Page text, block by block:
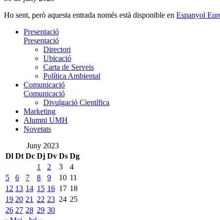
Ho sent, però aquesta entrada només està disponible en Espanyol
Presentació
Presentació
Directori
Ubicació
Carta de Serveis
Política Ambiental
Comunicació
Comunicació
Divulgació Científica
Marketing
Alumni UMH
Novetats
Juny 2023
Dl Dt Dc Dj Dv Ds Dg
1
2 3
4
5
6 7 8 9 10 11
12 13 14 15 16 17 18
19 20 21 22 23 24 25
26 27 28 29 30